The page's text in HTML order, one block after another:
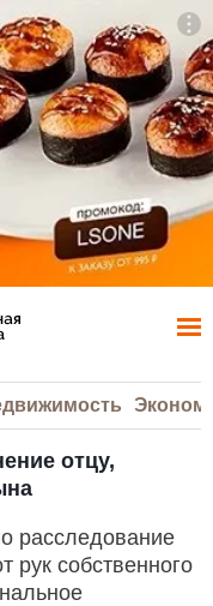
отцу,
расследование
рук собственного